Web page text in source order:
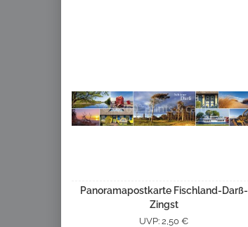
Panoramapostkarte Fischland-Darß-
Zingst
UVP: 2,50 €